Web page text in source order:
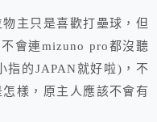
主只是喜歡打壘球，但
會連mizuno pro都沒聽
指的JAPAN就好啦)，不
樣，原主人應該不會有